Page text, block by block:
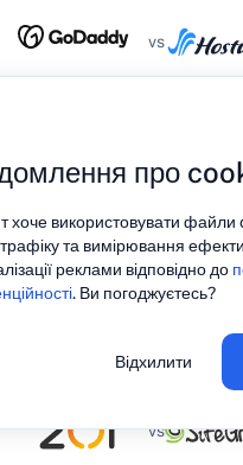
про
хоче використовувати файли
та вимірювання
реклами відповідно до
. Ви погоджуєтесь?
Відхилити
vs
vs